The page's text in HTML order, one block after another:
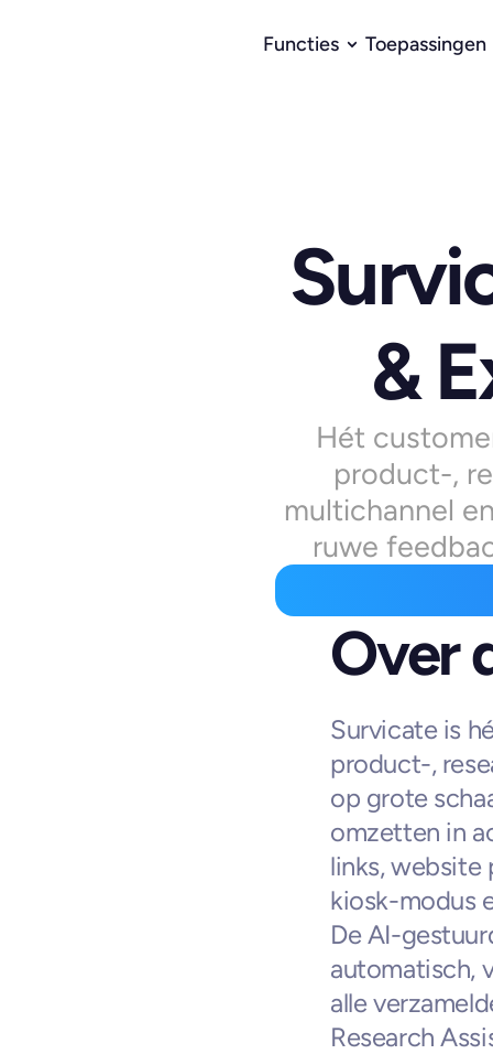
Functies Toepassingen
&
Hét
product-,
multichannel
ruwe
Over
Survicate is
product-,
op grote
omzetten in
links, website
kiosk-modus
De AI-
automatisch,
alle
Research